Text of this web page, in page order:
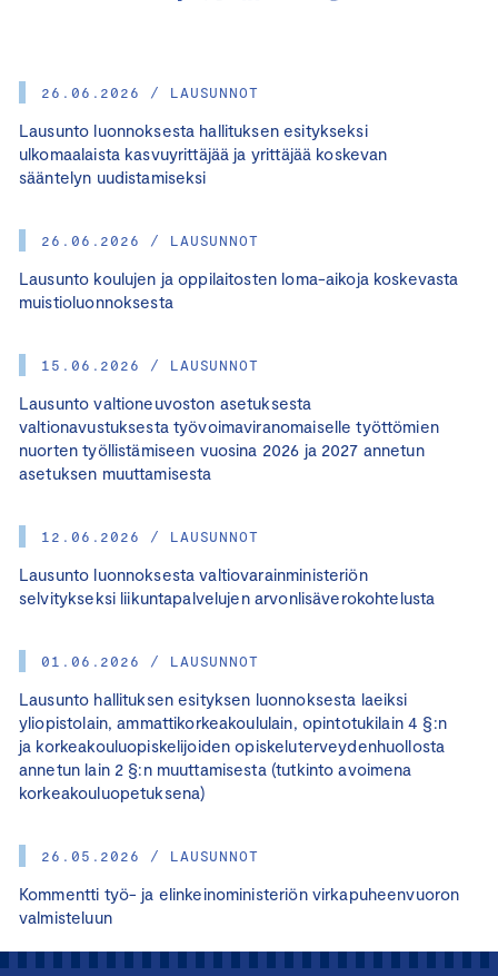
26.06.2026 / LAUSUNNOT
Lausunto luonnoksesta hallituksen esitykseksi
ulkomaalaista kasvuyrittäjää ja yrittäjää koskevan
sääntelyn uudistamiseksi
26.06.2026 / LAUSUNNOT
Lausunto koulujen ja oppilaitosten loma-aikoja koskevasta
muistioluonnoksesta
15.06.2026 / LAUSUNNOT
Lausunto valtioneuvoston asetuksesta
valtionavustuksesta työvoimaviranomaiselle työttömien
nuorten työllistämiseen vuosina 2026 ja 2027 annetun
asetuksen muuttamisesta
12.06.2026 / LAUSUNNOT
Lausunto luonnoksesta valtiovarainministeriön
selvitykseksi liikuntapalvelujen arvonlisäverokohtelusta
01.06.2026 / LAUSUNNOT
Lausunto hallituksen esityksen luonnoksesta laeiksi
yliopistolain, ammattikorkeakoululain, opintotukilain 4 §:n
ja korkeakouluopiskelijoiden opiskeluterveydenhuollosta
annetun lain 2 §:n muuttamisesta (tutkinto avoimena
korkeakouluopetuksena)
26.05.2026 / LAUSUNNOT
Kommentti työ- ja elinkeinoministeriön virkapuheenvuoron
valmisteluun